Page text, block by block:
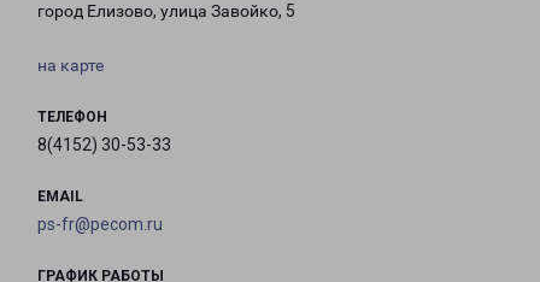
город Елизово, улица Завойко, 5
на карте
ТЕЛЕФОН
8(4152) 30-53-33
EMAIL
ps-fr@pecom.ru
ГРАФИК РАБОТЫ